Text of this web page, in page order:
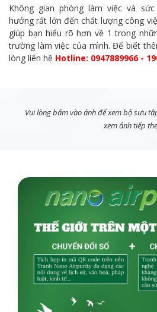
Không gian phòng làm việc và
hưởng rất lớn đến chất lượng công
giúp bạn hiểu rõ hơn về 1 trong
trường làm việc của mình. Để biết
lòng liên hệ Hotline: 0947889966 -
Vui lòng bấm vào ảnh để xem bộ sưu
xem ảnh tiếp